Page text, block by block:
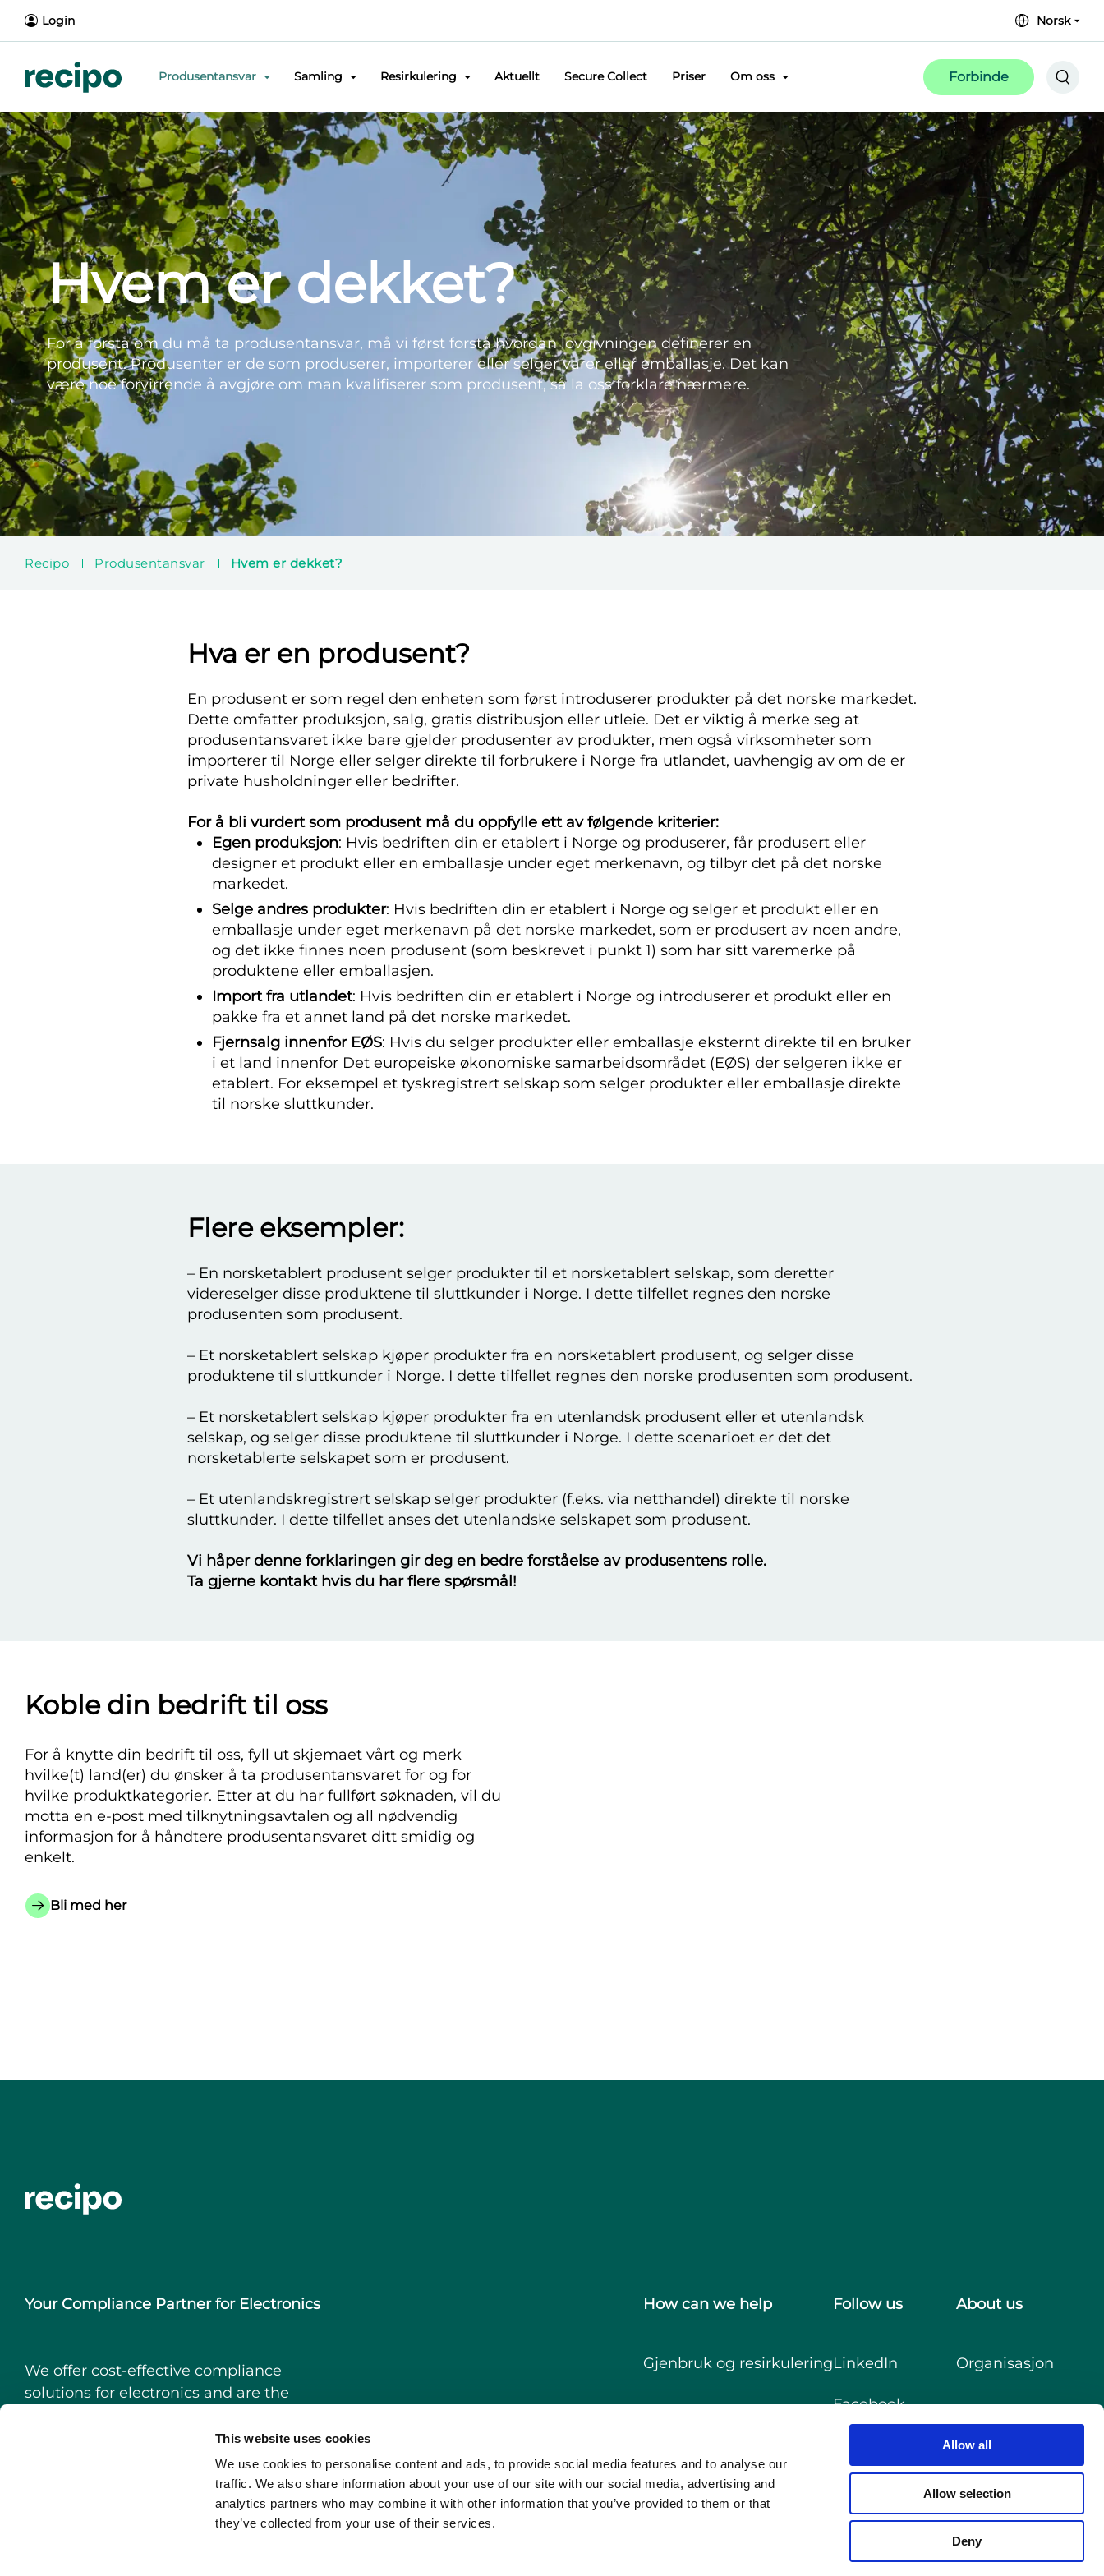
This website uses cookies
We use cookies to personalise content and ads, to provide social media features and to analyse our
traffic. We also share information about your use of our site with our social media, advertising and
analytics partners who may combine it with other information that you’ve provided to them or that
they’ve collected from your use of their services.
Allow all
Allow selection
Deny
Norsk
Login
Produsentansvar Samling Resirkulering Aktuellt Secure Collect Priser Om oss Forbinde
Hvem er dekket?
For å forstå om du må ta produsentansvar, må vi først forstå hvordan lovgivningen definerer en
produsent. Produsenter er de som produserer, importerer eller selger varer eller emballasje. Det kan
være noe forvirrende å avgjøre om man kvalifiserer som produsent, så la oss forklare nærmere.
Recipo Produsentansvar Hvem er dekket?
Hva er en produsent?
En produsent er som regel den enheten som først introduserer produkter på det norske markedet.
Dette omfatter produksjon, salg, gratis distribusjon eller utleie. Det er viktig å merke seg at
produsentansvaret ikke bare gjelder produsenter av produkter, men også virksomheter som
importerer til Norge eller selger direkte til forbrukere i Norge fra utlandet, uavhengig av om de er
private husholdninger eller bedrifter.
For å bli vurdert som produsent må du oppfylle ett av følgende kriterier:
Egen produksjon: Hvis bedriften din er etablert i Norge og produserer, får produsert eller
designer et produkt eller en emballasje under eget merkenavn, og tilbyr det på det norske
markedet.
Selge andres produkter: Hvis bedriften din er etablert i Norge og selger et produkt eller en
emballasje under eget merkenavn på det norske markedet, som er produsert av noen andre,
og det ikke finnes noen produsent (som beskrevet i punkt 1) som har sitt varemerke på
produktene eller emballasjen.
Import fra utlandet: Hvis bedriften din er etablert i Norge og introduserer et produkt eller en
pakke fra et annet land på det norske markedet.
Fjernsalg innenfor EØS: Hvis du selger produkter eller emballasje eksternt direkte til en bruker
i et land innenfor Det europeiske økonomiske samarbeidsområdet (EØS) der selgeren ikke er
etablert. For eksempel et tyskregistrert selskap som selger produkter eller emballasje direkte
til norske sluttkunder.
Flere eksempler:
– En norsketablert produsent selger produkter til et norsketablert selskap, som deretter
videreselger disse produktene til sluttkunder i Norge. I dette tilfellet regnes den norske
produsenten som produsent.
– Et norsketablert selskap kjøper produkter fra en norsketablert produsent, og selger disse
produktene til sluttkunder i Norge. I dette tilfellet regnes den norske produsenten som produsent.
– Et norsketablert selskap kjøper produkter fra en utenlandsk produsent eller et utenlandsk
selskap, og selger disse produktene til sluttkunder i Norge. I dette scenarioet er det det
norsketablerte selskapet som er produsent.
– Et utenlandskregistrert selskap selger produkter (f.eks. via netthandel) direkte til norske
sluttkunder. I dette tilfellet anses det utenlandske selskapet som produsent.
Vi håper denne forklaringen gir deg en bedre forståelse av produsentens rolle.
Ta gjerne kontakt hvis du har flere spørsmål!
Koble din bedrift til oss
For å knytte din bedrift til oss, fyll ut skjemaet vårt og merk
hvilke(t) land(er) du ønsker å ta produsentansvaret for og for
hvilke produktkategorier. Etter at du har fullført søknaden, vil du
motta en e-post med tilknytningsavtalen og all nødvendig
informasjon for å håndtere produsentansvaret ditt smidig og
enkelt.
Bli med her
Your Compliance Partner for Electronics
We offer cost-effective compliance
solutions for electronics and are the
producer responsibility for electronics,
How can we help
Gjenbruk og resirkulering
Follow us
LinkedIn
Facebook
About us
Organisasjon